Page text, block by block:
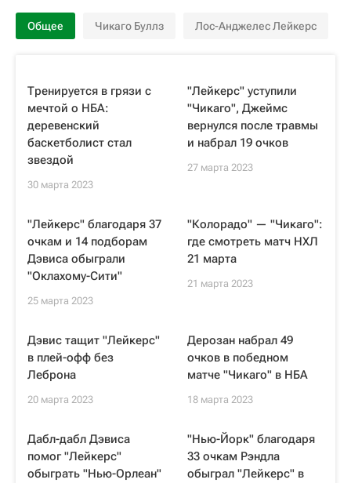
Общее Чикаго Буллз Лос-Анджелес Лейкерс
Тренируется в грязи с
мечтой о НБА:
деревенский
баскетболист стал
звездой
30 марта 2023
"Лейкерс" уступили
"Чикаго", Джеймс
вернулся после травмы
и набрал 19 очков
27 марта 2023
"Лейкерс" благодаря 37
очкам и 14 подборам
Дэвиса обыграли
"Оклахому-Сити"
25 марта 2023
"Колорадо" — "Чикаго":
где смотреть матч НХЛ
21 марта
21 марта 2023
Дэвис тащит "Лейкерс"
в плей-офф без
Леброна
20 марта 2023
Дерозан набрал 49
очков в победном
матче "Чикаго" в НБА
18 марта 2023
Дабл-дабл Дэвиса
помог "Лейкерс"
обыграть "Нью-Орлеан"
"Нью-Йорк" благодаря
33 очкам Рэндла
обыграл "Лейкерс" в